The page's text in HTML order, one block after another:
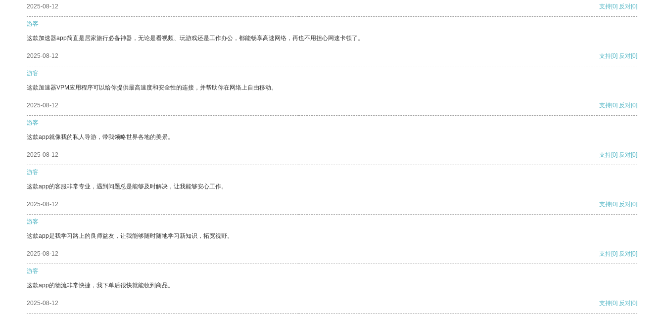
2025-08-12 支持[0] 反对[0]
游客
这款加速器app简直是居家旅行必备神器，无论是看视频、玩游戏还是工作办公，都能畅享高速网络，再也不用担心网速卡顿了。
2025-08-12 支持[0] 反对[0]
游客
这款加速器VPM应用程序可以给你提供最高速度和安全性的连接，并帮助你在网络上自由移动。
2025-08-12 支持[0] 反对[0]
游客
这款app就像我的私人导游，带我领略世界各地的美景。
2025-08-12 支持[0] 反对[0]
游客
这款app的客服非常专业，遇到问题总是能够及时解决，让我能够安心工作。
2025-08-12 支持[0] 反对[0]
游客
这款app是我学习路上的良师益友，让我能够随时随地学习新知识，拓宽视野。
2025-08-12 支持[0] 反对[0]
游客
这款app的物流非常快捷，我下单后很快就能收到商品。
2025-08-12 支持[0] 反对[0]